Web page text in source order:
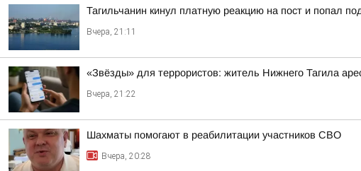
Тагильчанин кинул платную реакцию на пост и попал
Вчера, 21:11
«Звёзды» для террористов: житель Нижнего Тагила
Вчера, 21:22
Шахматы помогают в реабилитации участников СВО
Вчера, 20:28